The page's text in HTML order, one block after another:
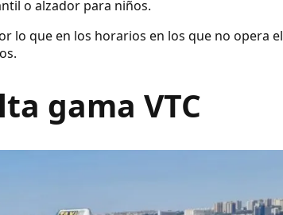
o alzador para niños.
lo que en los horarios en los que no opera el
gama VTC